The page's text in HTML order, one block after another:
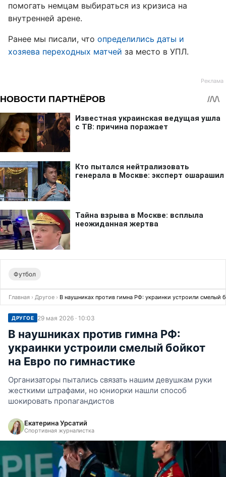
помогать немцам выбираться из кризиса на
внутренней арене.
Ранее мы писали, что определились даты и
хозяева переходных матчей за место в УПЛ.
Футбол
Главная › Другое › В наушниках против гимна РФ: украинки устроили смелый
ДРУГОЕ 29 мая 2026 · 10:03
В наушниках против гимна РФ:
украинки устроили смелый бойкот
на Евро по гимнастике
Организаторы пытались связать нашим девушкам руки
жесткими штрафами, но юниорки нашли способ
шокировать пропагандистов
Екатерина Урсатий
Спортивная журналистка